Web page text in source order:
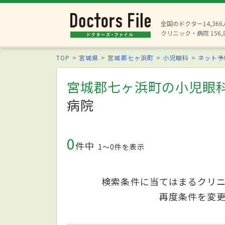
全国のドクター14,366
クリニック・病院
TOP 宮城県 宮城郡七ヶ浜町 小児眼科 ネット
宮城郡七ヶ浜町の小児眼
病院
0件中 1〜0件を表示
検索条件に当てはまるクリ
再度条件を変